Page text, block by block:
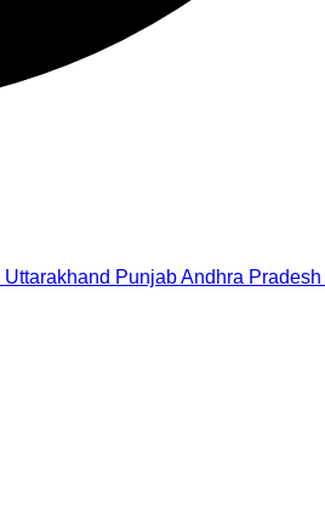
Uttarakhand PunjabAndhra Pradesh